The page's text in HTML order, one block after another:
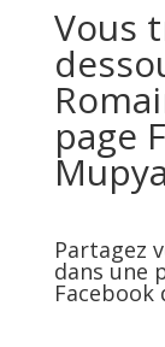
Vous
page
Partagez
dans une
Facebook